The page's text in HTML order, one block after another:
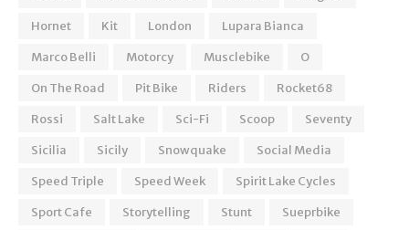
Hornet
Kit London
Lupara Bianca
Marco Belli
Motorcy Musclebike
O
On The Road
Pit Bike Riders
Rocket68
Rossi
Salt Lake Sci-Fi Scoop
Seventy
Sicilia
Sicily Snowquake
Social Media
Speed Triple
Speed Week
Spirit Lake Cycles
Sport Cafe
Storytelling Stunt
Sueprbike